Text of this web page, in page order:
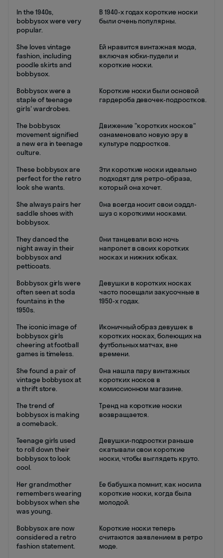
In the 1940s,
bobbysox were very
popular.
В 1940-х годах короткие носки
были очень популярны.
She loves vintage
fashion, including
poodle skirts and
bobbysox.
Ей нравится винтажная мода,
включая юбки-пудели и
короткие носки.
Bobbysox were a
staple of teenage
girls' wardrobes.
Короткие носки были основой
гардероба девочек-подростков.
The bobbysox
movement signified
a new era in teenage
culture.
Движение "коротких носков"
ознаменовало новую эру в
культуре подростков.
These bobbysox are
perfect for the retro
look she wants.
Эти короткие носки идеально
подходят для ретро-образа,
который она хочет.
She always pairs her
saddle shoes with
bobbysox.
Она всегда носит свои сэддл-
шуз с короткими носками.
They danced the
night away in their
bobbysox and
petticoats.
Они танцевали всю ночь
напролет в своих коротких
носках и нижних юбках.
Bobbysox girls were
often seen at soda
fountains in the
1950s.
Девушки в коротких носках
часто посещали закусочные в
1950-х годах.
The iconic image of
bobbysox girls
cheering at football
games is timeless.
Иконичный образ девушек в
коротких носках, болеющих на
футбольных матчах, вне
времени.
She found a pair of
vintage bobbysox at
a thrift store.
Она нашла пару винтажных
коротких носков в
комиссионном магазине.
The trend of
bobbysox is making
a comeback.
Тренд на короткие носки
возвращается.
Teenage girls used
to roll down their
bobbysox to look
cool.
Девушки-подростки раньше
скатывали свои короткие
носки, чтобы выглядеть круто.
Her grandmother
remembers wearing
bobbysox when she
was young.
Ее бабушка помнит, как носила
короткие носки, когда была
молодой.
Bobbysox are now
considered a retro
fashion statement.
Короткие носки теперь
считаются заявлением в ретро
моде.